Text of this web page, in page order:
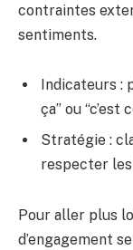
contraintes
sentiments.
Indicateurs :
ça” ou
Stratégie :
respecter
Pour aller plus
d’engagement